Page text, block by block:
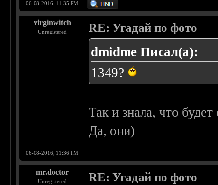
06-08-2016, 11:35 PM
virginwitch
Unregistered RE: Угадай по фото
dmidme Писал(а):
1349?
Так и знала, что
Да, они)
06-08-2016, 11:36 PM
mr.doctor
Unregistered RE: Угадай по фото